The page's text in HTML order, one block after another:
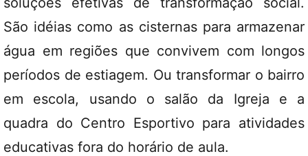
São idéias como as cisternas para armazenar
água em regiões que convivem com longos
períodos de estiagem. Ou transformar o bairro
em escola, usando o salão da Igreja e a
quadra do Centro Esportivo para atividades
educativas fora do horário de aula.